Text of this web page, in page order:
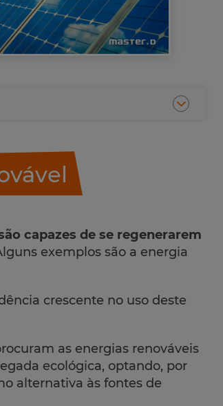
capazes de se regenerarem
exemplos são a energia
crescente no uso deste
as energias renováveis
ecológica, optando, por
alternativa às fontes de